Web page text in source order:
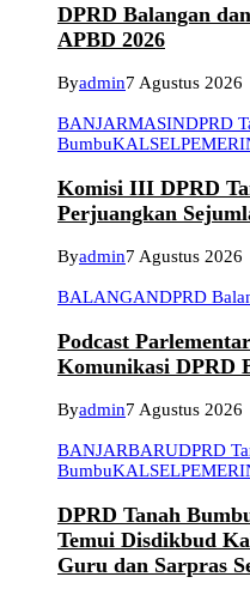
DPRD Balangan
APBD 2026
Byadmin7 Agustus 2026
BANJARMASINDPRD
BumbuKALSEL
Komisi III DPRD
Perjuangkan
Byadmin7 Agustus 2026
BALANGANDPRD
Podcast
Komunikasi DPRD
Byadmin7 Agustus 2026
BANJARBARUDPRD
BumbuKALSEL
DPRD Tanah
Temui Disdikbud
Guru dan Sarpras